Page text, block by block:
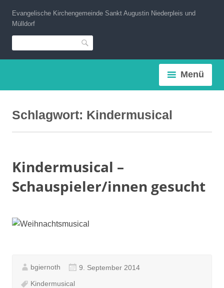
Inhalt
springen
Evangelische Kirchengemeinde Sankt Augustin Niederpleis und
Mülldorf
Suche
Menü
Schlagwort: Kindermusical
Kindermusical –
Schauspieler/innen gesucht
bgiernoth 9. September 2014
Kindermusical